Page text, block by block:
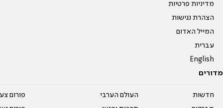
מדיניות פרטיות
הצהרת נגישות
המייל האדום
עברית
English
מדורים
חדשות
העולם הערבי
פורום